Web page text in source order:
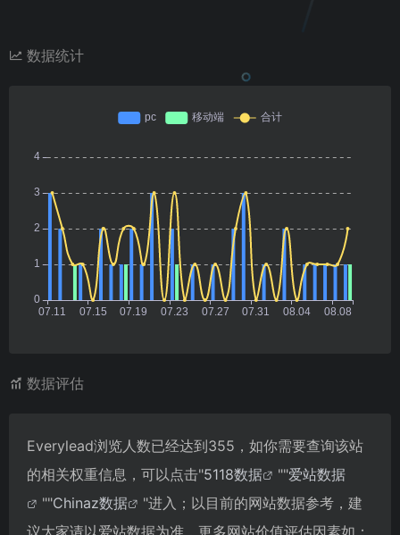
数据统计
数据评估
Everylead浏览人数已经达到355，如你需要查询该站
的相关权重信息，可以点击"5118数据 ""爱站数据
""Chinaz数据
"进入；以目前的网站数据参考，建
议大家请以爱站数据为准，更多网站价值评估因素如：